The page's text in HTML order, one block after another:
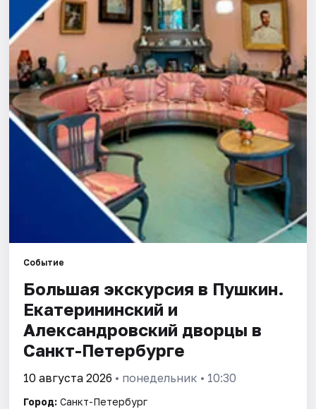
Города
Площадки
Артисты
Рейтинги
Событие
Большая экскурсия в Пушкин.
Екатерининский и
Александровский дворцы в
Санкт-Петербурге
10 августа 2026 • понедельник • 10:30
Город: Санкт-Петербург